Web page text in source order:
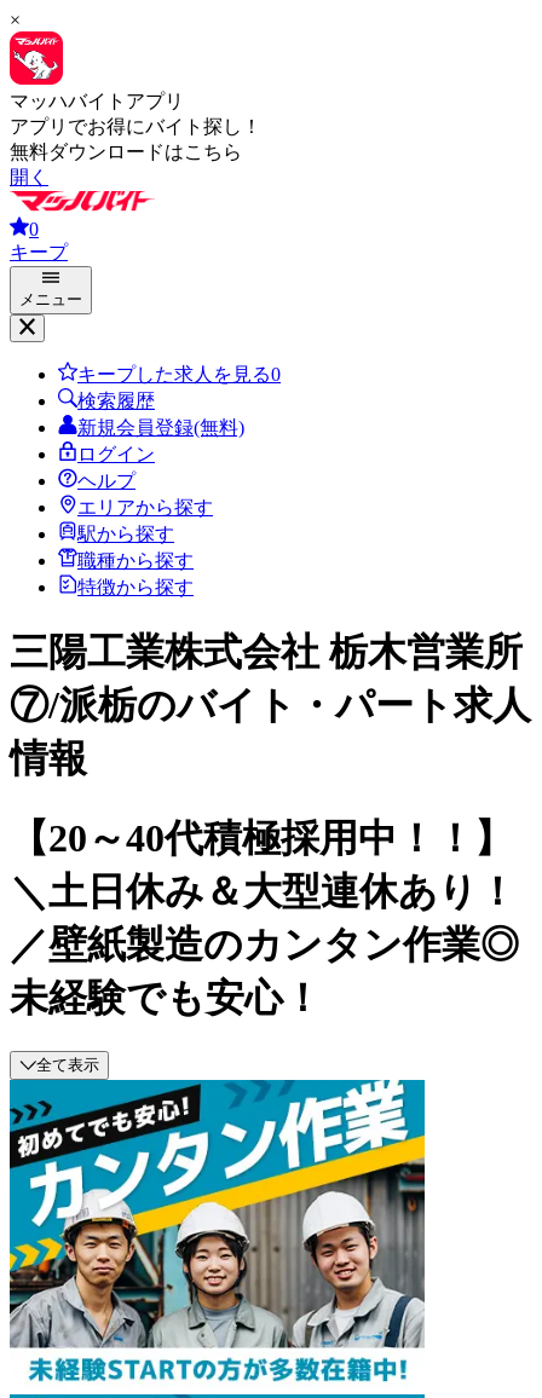
×
マッハバイトアプリ
アプリでお得にバイト探し！
無料ダウンロードはこちら
開く
0
キープ
メニュー
キープした求人を見る0
検索履歴
新規会員登録(無料)
ログイン
ヘルプ
エリアから探す
駅から探す
職種から探す
特徴から探す
三陽工業株式会社 栃木営業所
⑦/派栃のバイト・パート求人
情報
【20～40代積極採用中！！】
＼土日休み＆大型連休あり！
／壁紙製造のカンタン作業◎
未経験でも安心！
全て表示